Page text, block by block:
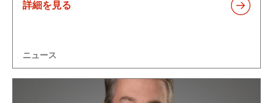
詳細を見る
ニュース